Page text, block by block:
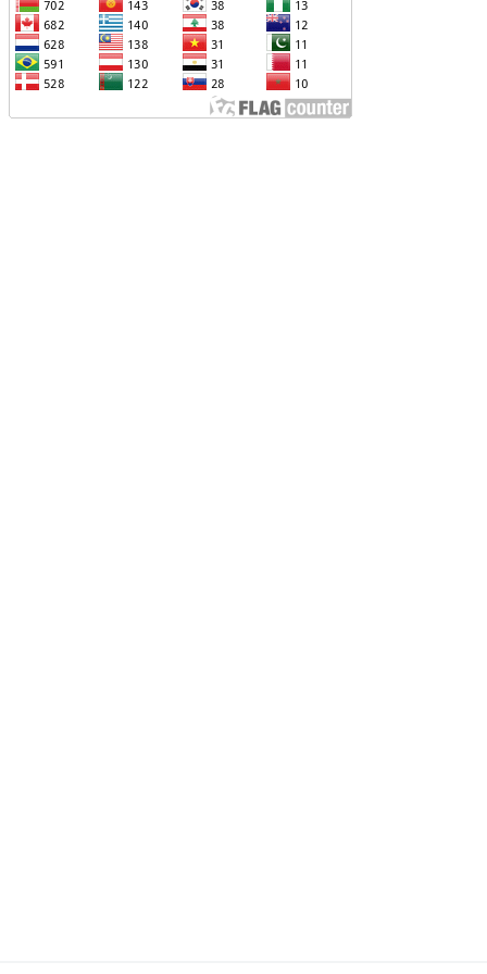
ՌՈՒՍ-ՀԱՅԿԱԿԱՆ
ՎԵՐԱԲԵՐՈՂ
ԱԴՐԲԵՋԱՆԻ ՆԿԱՏՄԱՄԲ
ՊՐԱԿՏԻԿԱՅԻՆ